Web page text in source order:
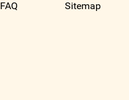
FAQ Sitemap